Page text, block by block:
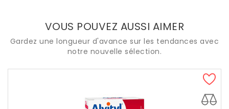
VOUS POUVEZ AUSSI AIMER
Gardez une longueur d'avance sur les tendances avec
notre nouvelle sélection.